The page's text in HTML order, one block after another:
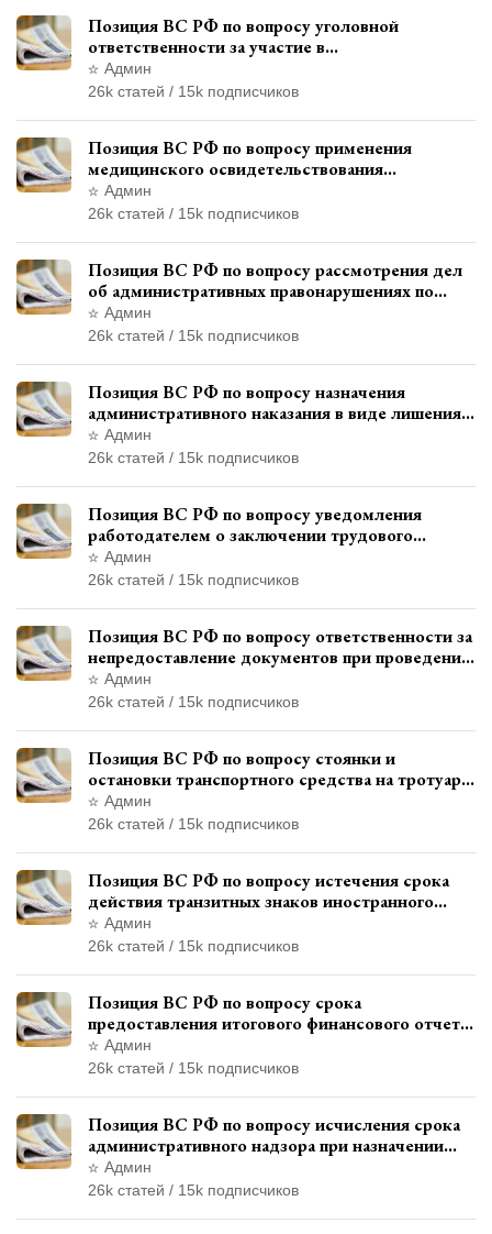
Позиция ВС РФ по вопросу уголовной
ответственности за участие в
террористической организации до
официального признания
Админ
26k статей / 15k подписчиков
Позиция ВС РФ по вопросу применения
медицинского освидетельствования
военнослужащих при увольнении с военной
службы
Админ
26k статей / 15k подписчиков
Позиция ВС РФ по вопросу рассмотрения дел
об административных правонарушениях по
месту жительства и сроков давности
привлечения к ответственности
Админ
26k статей / 15k подписчиков
Позиция ВС РФ по вопросу назначения
административного наказания в виде лишения
права управления транспортными средствами
Админ
26k статей / 15k подписчиков
Позиция ВС РФ по вопросу уведомления
работодателем о заключении трудового
договора с бывшим государственным
служащим
Админ
26k статей / 15k подписчиков
Позиция ВС РФ по вопросу ответственности за
непредоставление документов при проведении
контроля и надзора
Админ
26k статей / 15k подписчиков
Позиция ВС РФ по вопросу стоянки и
остановки транспортного средства на тротуаре
и квалификации административного
правонарушения
Админ
26k статей / 15k подписчиков
Позиция ВС РФ по вопросу истечения срока
действия транзитных знаков иностранного
государства и отсутствия состава
административного правонарушения
Админ
26k статей / 15k подписчиков
Позиция ВС РФ по вопросу срока
предоставления итогового финансового отчета
кандидатом в соответствии с
законодательством о выборах
Админ
26k статей / 15k подписчиков
Позиция ВС РФ по вопросу исчисления срока
административного надзора при назначении
дополнительного наказания, отличного от
ограничения свободы
Админ
26k статей / 15k подписчиков